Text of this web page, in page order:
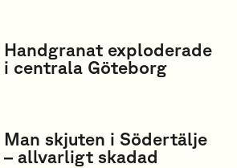
Handgranat exploderade
i centrala Göteborg
Man skjuten i Södertälje
– allvarligt skadad